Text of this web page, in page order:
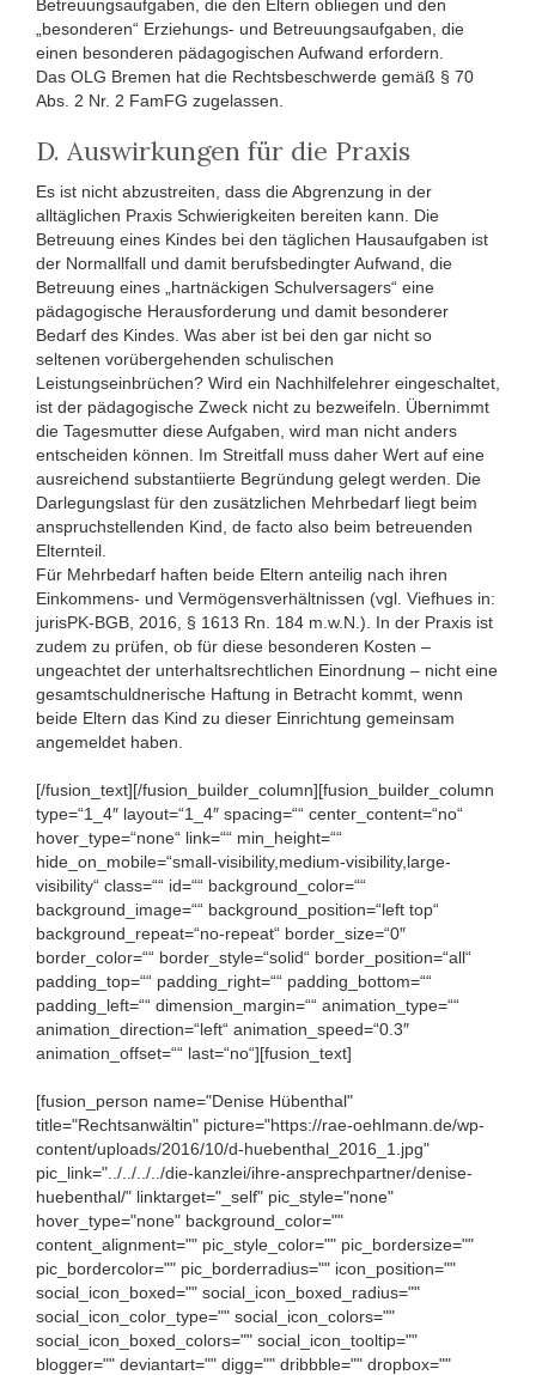
Betreuungsaufgaben, die den Eltern obliegen und den
„besonderen“ Erziehungs- und Betreuungsaufgaben, die
einen besonderen pädagogischen Aufwand erfordern.
Das OLG Bremen hat die Rechtsbeschwerde gemäß § 70
Abs. 2 Nr. 2 FamFG zugelassen.
D. Auswirkungen für die Praxis
Es ist nicht abzustreiten, dass die Abgrenzung in der
alltäglichen Praxis Schwierigkeiten bereiten kann. Die
Betreuung eines Kindes bei den täglichen Hausaufgaben ist
der Normallfall und damit berufsbedingter Aufwand, die
Betreuung eines „hartnäckigen Schulversagers“ eine
pädagogische Herausforderung und damit besonderer
Bedarf des Kindes. Was aber ist bei den gar nicht so
seltenen vorübergehenden schulischen
Leistungseinbrüchen? Wird ein Nachhilfelehrer eingeschaltet,
ist der pädagogische Zweck nicht zu bezweifeln. Übernimmt
die Tagesmutter diese Aufgaben, wird man nicht anders
entscheiden können. Im Streitfall muss daher Wert auf eine
ausreichend substantiierte Begründung gelegt werden. Die
Darlegungslast für den zusätzlichen Mehrbedarf liegt beim
anspruchstellenden Kind, de facto also beim betreuenden
Elternteil.
Für Mehrbedarf haften beide Eltern anteilig nach ihren
Einkommens- und Vermögensverhältnissen (vgl. Viefhues in:
jurisPK-BGB, 2016, § 1613 Rn. 184 m.w.N.). In der Praxis ist
zudem zu prüfen, ob für diese besonderen Kosten –
ungeachtet der unterhaltsrechtlichen Einordnung – nicht eine
gesamtschuldnerische Haftung in Betracht kommt, wenn
beide Eltern das Kind zu dieser Einrichtung gemeinsam
angemeldet haben.
[/fusion_text][/fusion_builder_column][fusion_builder_column
type=“1_4″ layout=“1_4″ spacing=““ center_content=“no“
hover_type=“none“ link=““ min_height=““
hide_on_mobile=“small-visibility,medium-visibility,large-
visibility“ class=““ id=““ background_color=““
background_image=““ background_position=“left top“
background_repeat=“no-repeat“ border_size=“0″
border_color=““ border_style=“solid“ border_position=“all“
padding_top=““ padding_right=““ padding_bottom=““
padding_left=““ dimension_margin=““ animation_type=““
animation_direction=“left“ animation_speed=“0.3″
animation_offset=““ last=“no“][fusion_text]
[fusion_person name="Denise Hübenthal"
title="Rechtsanwältin" picture="https://rae-oehlmann.de/wp-
content/uploads/2016/10/d-huebenthal_2016_1.jpg"
pic_link="../../../../die-kanzlei/ihre-ansprechpartner/denise-
huebenthal/" linktarget="_self" pic_style="none"
hover_type="none" background_color=""
content_alignment="" pic_style_color="" pic_bordersize=""
pic_bordercolor="" pic_borderradius="" icon_position=""
social_icon_boxed="" social_icon_boxed_radius=""
social_icon_color_type="" social_icon_colors=""
social_icon_boxed_colors="" social_icon_tooltip=""
blogger="" deviantart="" digg="" dribbble="" dropbox=""